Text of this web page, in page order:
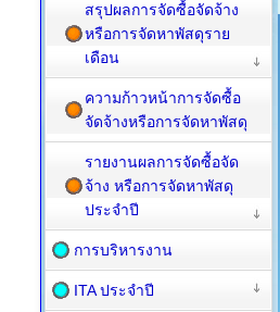
สรุปผลการจัดซื้อจัดจ้าง
หรือการจัดหาพัสดุราย
เดือน
ความก้าวหน้าการจัดซื้อ
จัดจ้างหรือการจัดหาพัสดุ
รายงานผลการจัดซื้อจัด
จ้าง หรือการจัดหาพัสดุ
ประจำปี
การบริหารงาน
ITA ประจำปี